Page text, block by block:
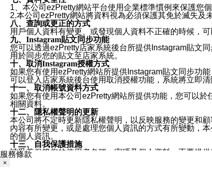
1、本公司ezPretty網站平台使用企業標準慣例來保護您
2.本公司ezPretty網站將資料視為必須保護其免於滅失及
八、查詢或更正的方式
用戶個人資料有變更、或發現個人資料不正確的時候，
九、Instagram貼文同步功能
您可以透過ezPretty店家系統後台所提供Instagram貼文
用於同步您的貼文至店家系統。
十、取消Instagram授權方式
如果您有使用ezPretty網站所提供Instagram貼文同步功
可以登入店家系統後台使用取消授權功能，系統將立即
十一、取消帳號資料方式
如果您有使用本公司ezPretty網站所提供功能，您可以
相關資料。
十二、隱私權聲明的更新
本公司將不定時更新隱私權聲明，以反映服務的變更和
內容有所變更，或是處理您個人資訊的方式有所變動，
的個人資訊。
十三、自我保護措施
請妥善保管您的使用者名稱、密碼及個人資料，不要提
窗，以防止他人讀取您的個人資料、信件或進入所機關管
服務條款
×